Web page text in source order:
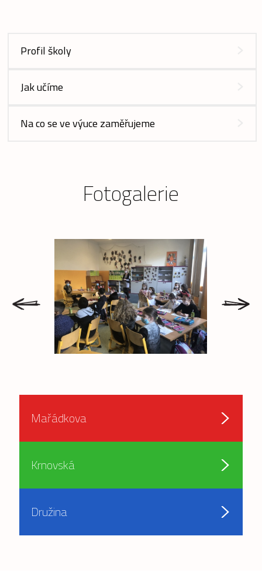
Profil školy
Jak učíme
Na co se ve výuce zaměřujeme
Fotogalerie
Mařádkova
Krnovská
Družina